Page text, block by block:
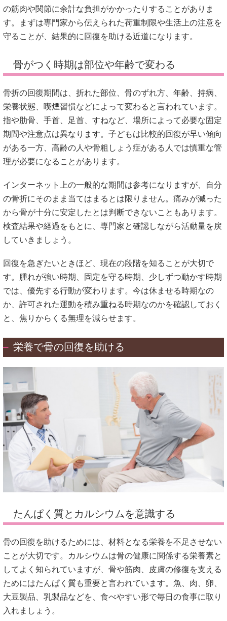
の筋肉や関節に余計な負担がかかったりすることがありま
す。まずは専門家から伝えられた荷重制限や生活上の注意を
守ることが、結果的に回復を助ける近道になります。
骨がつく時期は部位や年齢で変わる
骨折の回復期間は、折れた部位、骨のずれ方、年齢、持病、
栄養状態、喫煙習慣などによって変わると言われています。
指や肋骨、手首、足首、すねなど、場所によって必要な固定
期間や注意点は異なります。子どもは比較的回復が早い傾向
がある一方、高齢の人や骨粗しょう症がある人では慎重な管
理が必要になることがあります。
インターネット上の一般的な期間は参考になりますが、自分
の骨折にそのまま当てはまるとは限りません。痛みが減った
から骨が十分に安定したとは判断できないこともあります。
検査結果や経過をもとに、専門家と確認しながら活動量を戻
していきましょう。
回復を急ぎたいときほど、現在の段階を知ることが大切で
す。腫れが強い時期、固定を守る時期、少しずつ動かす時期
では、優先する行動が変わります。今は休ませる時期なの
か、許可された運動を積み重ねる時期なのかを確認しておく
と、焦りからくる無理を減らせます。
栄養で骨の回復を助ける
たんぱく質とカルシウムを意識する
骨の回復を助けるためには、材料となる栄養を不足させない
ことが大切です。カルシウムは骨の健康に関係する栄養素と
してよく知られていますが、骨や筋肉、皮膚の修復を支える
ためにはたんぱく質も重要と言われています。魚、肉、卵、
大豆製品、乳製品などを、食べやすい形で毎日の食事に取り
入れましょう。